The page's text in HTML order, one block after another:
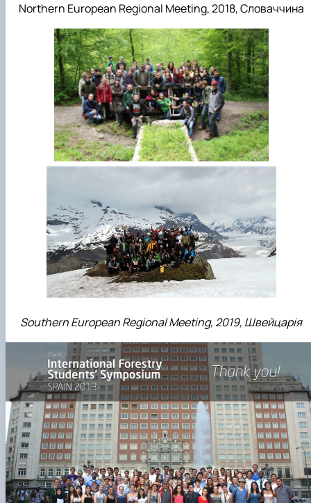
Northern European Regional Meeting, 2018, Словаччина
Southern European Regional Meeting, 2019, Швейцарія